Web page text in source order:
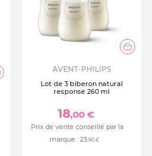
AVENT-PHILIPS
Lot de 3 biberon natural
response 260 ml
18,00 €
Prix de vente conseillé par la
marque : 23,90 €